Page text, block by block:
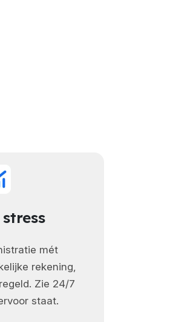
mét
rekening,
Zie 24/7
staat.